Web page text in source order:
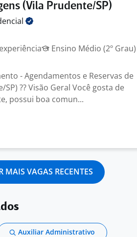
(Vila Prudente/SP)
Ensino Médio (2º Grau)
- Agendamentos e Reservas de
?? Visão Geral Você gosta de
possui boa comun...
MAIS VAGAS RECENTES
Auxiliar Administrativo